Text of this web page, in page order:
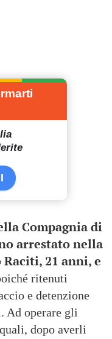
Compagnia di
arrestato nella
21 anni, e
ritenuti
e detenzione
Ad operare gli
dopo averli